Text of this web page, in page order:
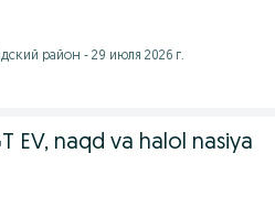
район - 29 июля 2026 г.
EV, naqd va halol nasiya